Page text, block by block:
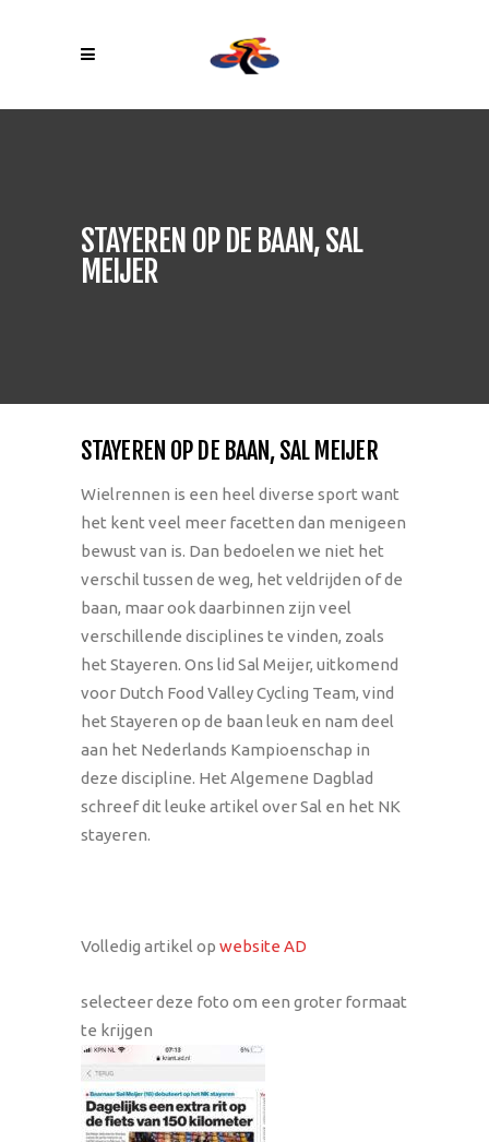
STAYEREN OP DE BAAN, SAL
MEIJER
STAYEREN OP DE BAAN, SAL MEIJER
Wielrennen is een heel diverse sport want
het kent veel meer facetten dan menigeen
bewust van is. Dan bedoelen we niet het
verschil tussen de weg, het veldrijden of de
baan, maar ook daarbinnen zijn veel
verschillende disciplines te vinden, zoals
het Stayeren. Ons lid Sal Meijer, uitkomend
voor Dutch Food Valley Cycling Team, vind
het Stayeren op de baan leuk en nam deel
aan het Nederlands Kampioenschap in
deze discipline. Het Algemene Dagblad
schreef dit leuke artikel over Sal en het NK
stayeren.
Volledig artikel op website AD
selecteer deze foto om een groter formaat
te krijgen